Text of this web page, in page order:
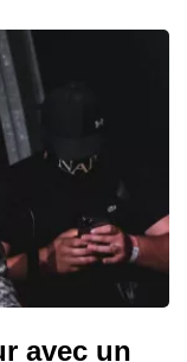
avec un